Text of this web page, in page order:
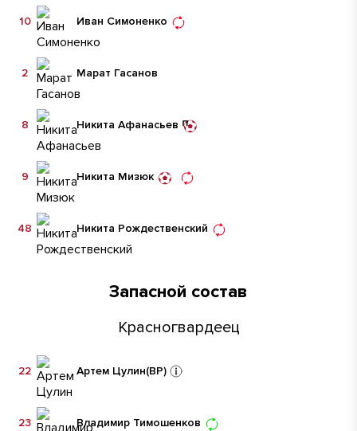
Иван Симоненко
10
Марат Гасанов
2
Никита Афанасьев
8
Никита Мизюк
9
Никита Рождественский
48
Запасной состав
Красногвардеец
Артем Цулин(ВР)
22
Владимир Тимошенков
23